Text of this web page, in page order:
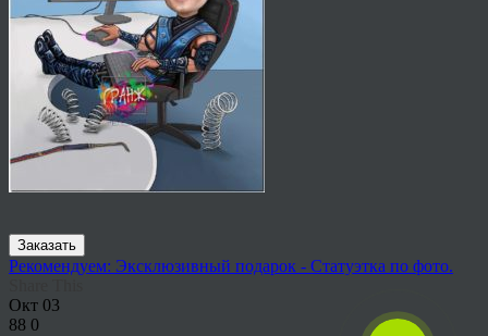
Заказать
Рекомендуем: Эксклюзивный подарок - Статуэтка по фото.
Окт 03
88 0